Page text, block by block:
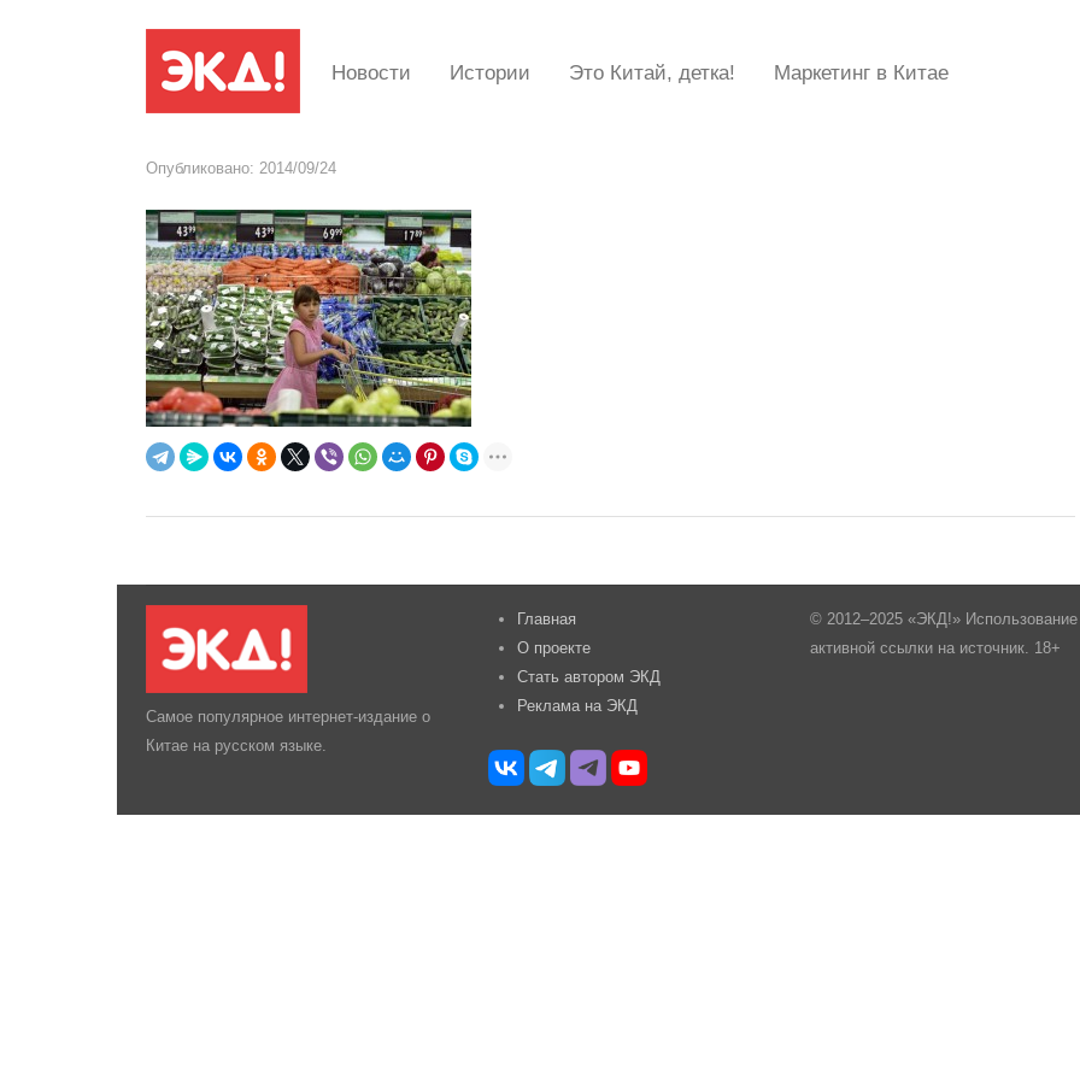
Новости Истории Это Китай, детка! Маркетинг в Китае
Опубликовано: 2014/09/24
Самое популярное интернет-издание о
Китае на русском языке.
Главная
О проекте
Стать автором ЭКД
Реклама на ЭКД
© 2012–2025 «ЭКД!»
активной ссылки на источник. 18+